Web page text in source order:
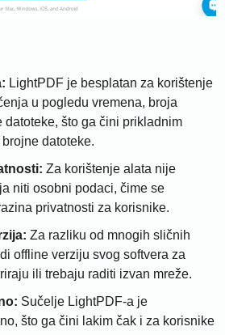
LightPDF je besplatan za korištenje
u pogledu vremena, broja
datoteke, što ga čini prikladnim
datoteke.
Za korištenje alata nije
niti osobni podaci, čime se
privatnosti za korisnike.
Za razliku od mnogih sličnih
offline verziju svog softvera za
ili trebaju raditi izvan mreže.
Sučelje LightPDF-a je
što ga čini lakim čak i za korisnike